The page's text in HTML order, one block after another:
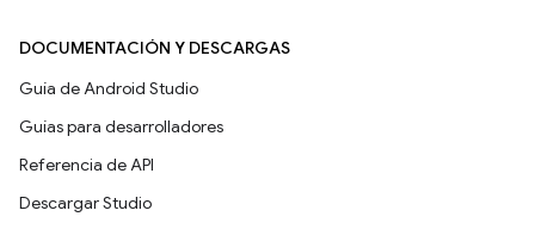
DOCUMENTACIÓN Y DESCARGAS
Guía de Android Studio
Guías para desarrolladores
Referencia de API
Descargar Studio